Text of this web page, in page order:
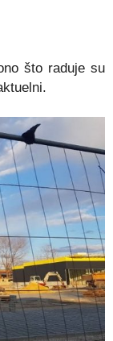
što raduje su